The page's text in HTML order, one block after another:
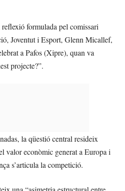
formulada pel comissari
Joventut i Esport, Glenn Micallef,
a Pafos (Xipre), quan va
projecte?”.
la qüestió central resideix
valor econòmic generat a Europa i
s’articula la competició.